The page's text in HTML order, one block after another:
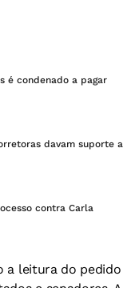
é condenado a pagar
davam suporte a
contra Carla
a leitura do pedido